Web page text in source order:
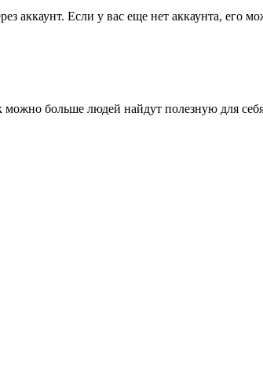
аккаунт. Если у вас еще нет аккаунта, его
можно больше людей найдут полезную для